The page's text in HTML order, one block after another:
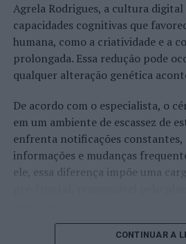
Agrela Rodrigues, a cultura
capacidades cognitivas que
humana, como a criatividade e a
prolongada. Essa redução pode
qualquer alteração genética
De acordo com o especialista, o
em um ambiente de escassez de
enfrenta notificações constantes,
informações e mudanças
ele, essa diferença impõe uma
O pesquisador afirma queCONTINUAR A